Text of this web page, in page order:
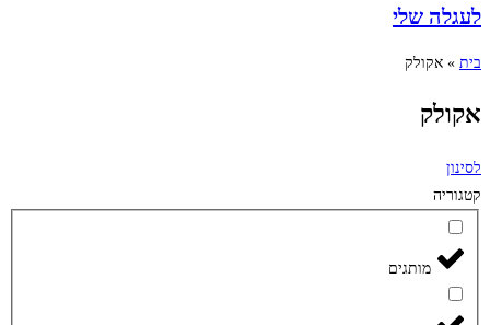
לעגלה שלי
בית » אקולק
אקולק
לסינון
קטגוריה
מותגים